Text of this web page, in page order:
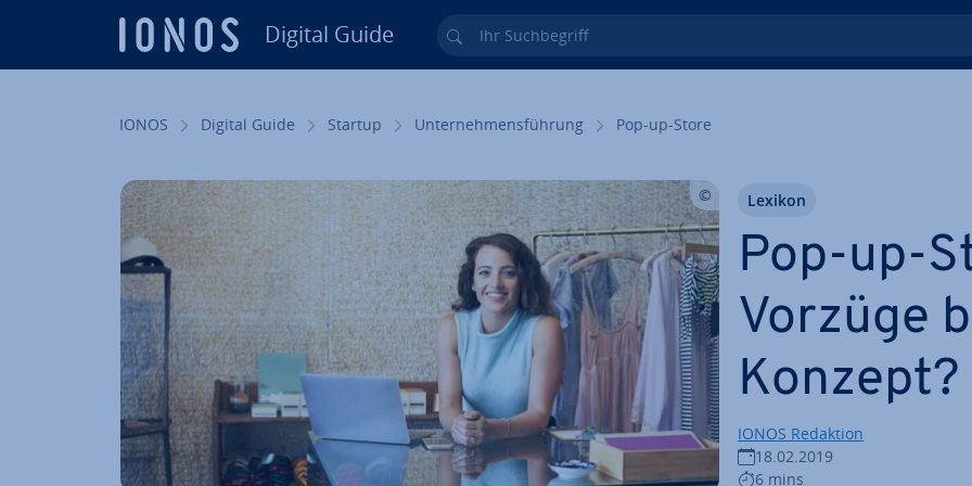
Digital Guide Ihr Such­be­griff
IONOS Digital Guide Startup Un­ter­neh­mens­füh­rung Pop-up-Store
Pop-up-
Vorzüge
Konzept?
IONOS Redaktion
18.02.2019
6 mins
Lexikon